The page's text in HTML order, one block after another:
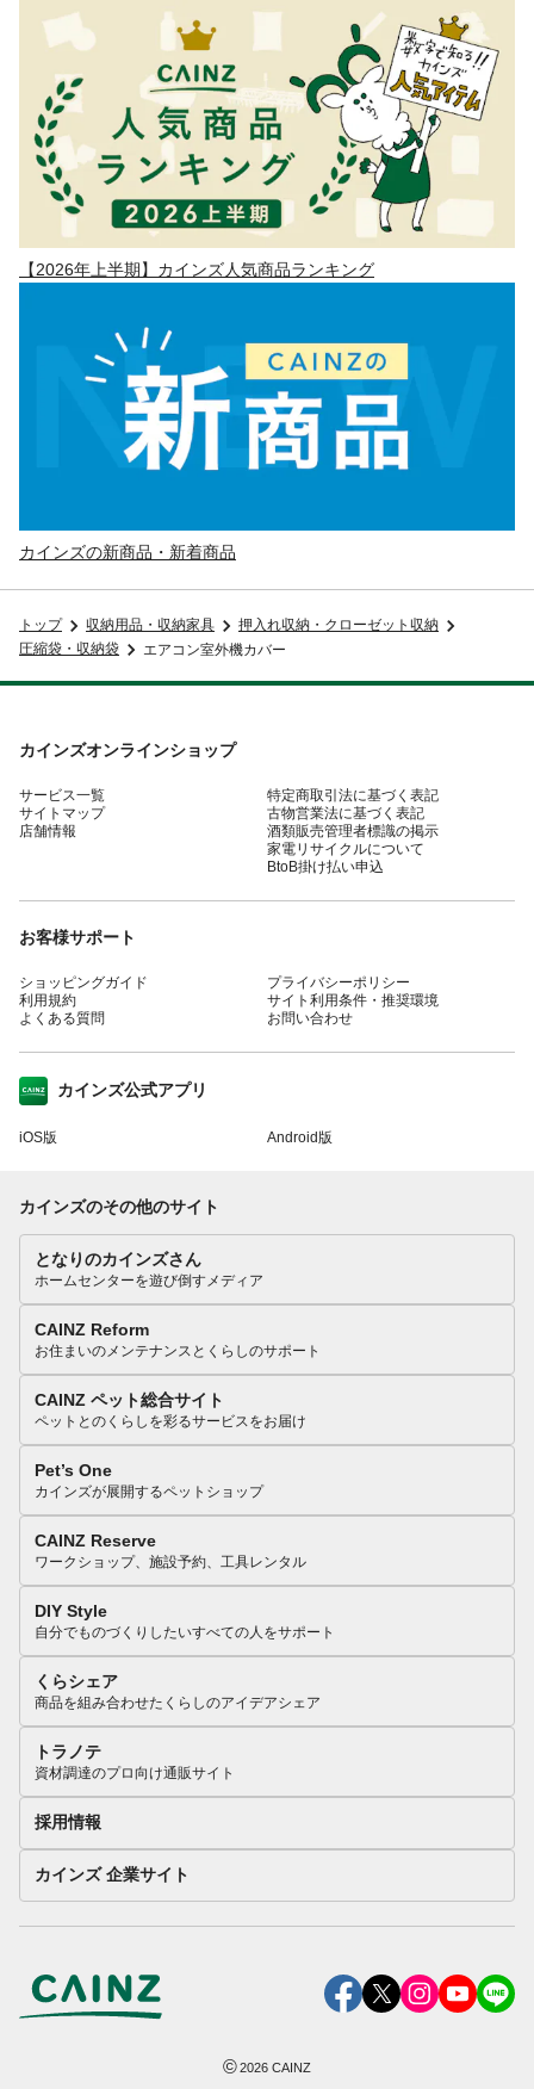
【2026年上半期】カインズ人気商品ランキング
カインズの新商品・新着商品
トップ 収納用品・収納家具
押入れ収納・クローゼット収納
圧縮袋・収納袋
エアコン室外機カバー
カインズオンラインショップ
サービス一覧
サイトマップ
店舗情報
特定商取引法に基づく表記
古物営業法に基づく表記
酒類販売管理者標識の掲示
家電リサイクルについて
BtoB掛け払い申込
お客様サポート
ショッピングガイド
利用規約
よくある質問
プライバシーポリシー
サイト利用条件・推奨環境
お問い合わせ
カインズ公式アプリ
iOS版 Android版
カインズのその他のサイト
となりのカインズさん
ホームセンターを遊び倒すメディア
CAINZ Reform
お住まいのメンテナンスとくらしのサポート
CAINZ ペット総合サイト
ペットとのくらしを彩るサービスをお届け
Pet’s One
カインズが展開するペットショップ
CAINZ Reserve
ワークショップ、施設予約、工具レンタル
DIY Style
自分でものづくりしたいすべての人をサポート
くらシェア
商品を組み合わせたくらしのアイデアシェア
トラノテ
資材調達のプロ向け通販サイト
採用情報
カインズ 企業サイト
©2026 CAINZ